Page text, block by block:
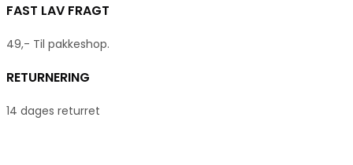
FAST LAV FRAGT
49,- Til pakkeshop.
RETURNERING
14 dages returret